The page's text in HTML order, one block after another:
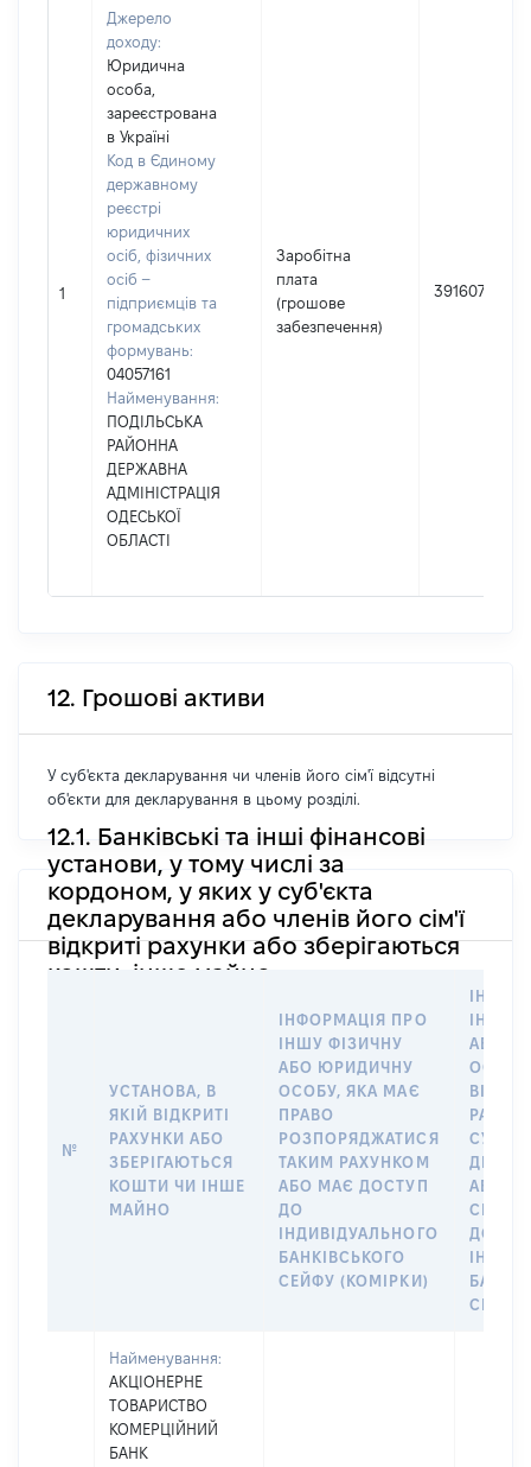
1
Джерело
доходу:
Юридична
особа,
зареєстрована
в Україні
Код в Єдиному
державному
реєстрі
юридичних
осіб, фізичних
осіб –
підприємців та
громадських
формувань:
04057161
Найменування:
ПОДІЛЬСЬКА
РАЙОННА
ДЕРЖАВНА
АДМІНІСТРАЦІЯ
ОДЕСЬКОЇ
ОБЛАСТІ
Заробітна
плата
(грошове
забезпечення)
391607
12. Грошові активи
У суб'єкта декларування чи членів його сім'ї відсутні
об'єкти для декларування в цьому розділі.
12.1. Банківські та інші фінансові
установи, у тому числі за
кордоном, у яких у суб'єкта
декларування або членів його сім'ї
відкриті рахунки або зберігаються
кошти, інше майно
№
УСТАНОВА, В
ЯКІЙ ВІДКРИТІ
РАХУНКИ АБО
ЗБЕРІГАЮТЬСЯ
КОШТИ ЧИ ІНШЕ
МАЙНО
ІНФОРМАЦІЯ ПРО
ІНШУ ФІЗИЧНУ
АБО ЮРИДИЧНУ
ОСОБУ, ЯКА МАЄ
ПРАВО
РОЗПОРЯДЖАТИСЯ
ТАКИМ РАХУНКОМ
АБО МАЄ ДОСТУП
ДО
ІНДИВІДУАЛЬНОГО
БАНКІВСЬКОГО
СЕЙФУ (КОМІРКИ)
ІНШУ
АБО
АБО
СІМ’Ї
СЕЙФУ
Найменування:
АКЦІОНЕРНЕ
ТОВАРИСТВО
КОМЕРЦІЙНИЙ
БАНК